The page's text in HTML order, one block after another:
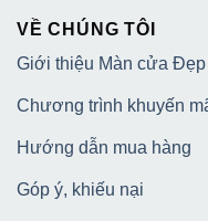
VỀ CHÚNG TÔI
Giới thiệu Màn cửa Đẹp
Chương trình khuyến
Hướng dẫn mua hàng
Góp ý, khiếu nại